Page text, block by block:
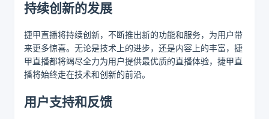
持续创新的发展
捷甲直播将持续创新，不断推出新的功能和服务，为用户带
来更多惊喜。无论是技术上的进步，还是内容上的丰富，捷
甲直播都将竭尽全力为用户提供最优质的直播体验，捷甲直
播将始终走在技术和创新的前沿。
用户支持和反馈